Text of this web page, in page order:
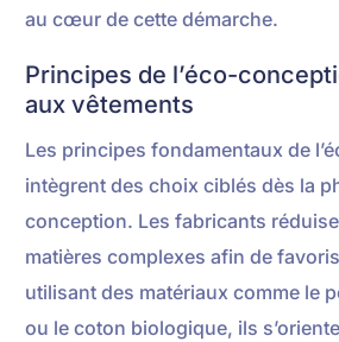
au cœur de cette démarche.
Principes de l’éco-
aux vêtements
Les principes fondamentaux de
intègrent des choix ciblés dès la
conception. Les fabricants
matières complexes afin de
utilisant des matériaux comme le
ou le coton biologique, ils